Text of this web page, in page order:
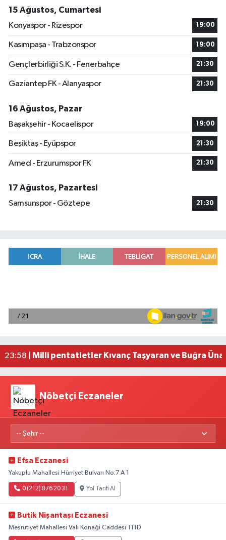
15 Ağustos, Cumartesi
Konyaspor - Rizespor
19:00
Kasımpaşa - Trabzonspor 19:00
Gençlerbirliği S.K. - Fenerbahçe 21:30
Gaziantep FK - Alanyaspor 21:30
16 Ağustos, Pazar
Başakşehir - Kocaelispor
19:00
Beşiktaş - Eyüpspor 21:30
Amed - Erzurumspor FK 21:30
17 Ağustos, Pazartesi
Samsunspor - Göztepe
21:30
00:39 |
Mersin'de uyuşturucu operasyonunda 190
23:58 | Milli pentatletler Kıvanç Taşyaran ve Buğra
Nöbetçi Eczaneler
Efsa Eczanesi
Yakuplu Mahallesi Hürriyet Bulvarı No:7 A 1
0 (212) 876 20 31 Yol Tarifi Al
Butik Nişantaşı Eczanesi
Meşrutiyet Mahallesi Vali Konağı Caddesi 111D